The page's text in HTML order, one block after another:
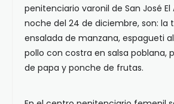
penitenciario varonil de San José El
noche del 24 de diciembre, son: la
ensalada de manzana, espagueti
pollo con costra en salsa poblana,
de papa y ponche de frutas.